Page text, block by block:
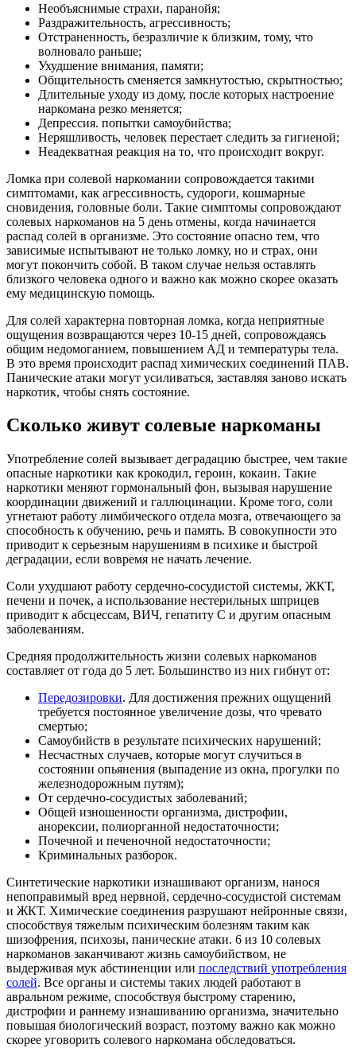
Необъяснимые страхи, паранойя;
Раздражительность, агрессивность;
Отстраненность, безразличие к близким, тому, что
волновало раньше;
Ухудшение внимания, памяти;
Общительность сменяется замкнутостью, скрытностью;
Длительные уходу из дому, после которых настроение
наркомана резко меняется;
Депрессия. попытки самоубийства;
Неряшливость, человек перестает следить за гигиеной;
Неадекватная реакция на то, что происходит вокруг.
Ломка при солевой наркомании сопровождается такими
симптомами, как агрессивность, судороги, кошмарные
сновидения, головные боли. Такие симптомы сопровождают
солевых наркоманов на 5 день отмены, когда начинается
распад солей в организме. Это состояние опасно тем, что
зависимые испытывают не только ломку, но и страх, они
могут покончить собой. В таком случае нельзя оставлять
близкого человека одного и важно как можно скорее оказать
ему медицинскую помощь.
Для солей характерна повторная ломка, когда неприятные
ощущения возвращаются через 10-15 дней, сопровождаясь
общим недомоганием, повышением АД и температуры тела.
В это время происходит распад химических соединений ПАВ.
Панические атаки могут усиливаться, заставляя заново искать
наркотик, чтобы снять состояние.
Сколько живут солевые наркоманы
Употребление солей вызывает деградацию быстрее, чем такие
опасные наркотики как крокодил, героин, кокаин. Такие
наркотики меняют гормональный фон, вызывая нарушение
координации движений и галлюцинации. Кроме того, соли
угнетают работу лимбического отдела мозга, отвечающего за
способность к обучению, речь и память. В совокупности это
приводит к серьезным нарушениям в психике и быстрой
деградации, если вовремя не начать лечение.
Соли ухудшают работу сердечно-сосудистой системы, ЖКТ,
печени и почек, а использование нестерильных шприцев
приводит к абсцессам, ВИЧ, гепатиту С и другим опасным
заболеваниям.
Средняя продолжительность жизни солевых наркоманов
составляет от года до 5 лет. Большинство из них гибнут от:
Передозировки. Для достижения прежних ощущений
требуется постоянное увеличение дозы, что чревато
смертью;
Самоубийств в результате психических нарушений;
Несчастных случаев, которые могут случиться в
состоянии опьянения (выпадение из окна, прогулки по
железнодорожным путям);
От сердечно-сосудистых заболеваний;
Общей изношенности организма, дистрофии,
анорексии, полиорганной недостаточности;
Почечной и печеночной недостаточности;
Криминальных разборок.
Синтетические наркотики изнашивают организм, нанося
непоправимый вред нервной, сердечно-сосудистой системам
и ЖКТ. Химические соединения разрушают нейронные связи,
способствуя тяжелым психическим болезням таким как
шизофрения, психозы, панические атаки. 6 из 10 солевых
наркоманов заканчивают жизнь самоубийством, не
выдерживая мук абстиненции или последствий употребления
солей. Все органы и системы таких людей работают в
авральном режиме, способствуя быстрому старению,
дистрофии и раннему изнашиванию организма, значительно
повышая биологический возраст, поэтому важно как можно
скорее уговорить солевого наркомана обследоваться.